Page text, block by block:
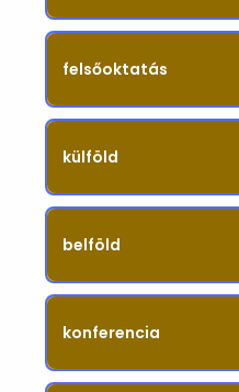
felsőoktatás
külföld
belföld
konferencia